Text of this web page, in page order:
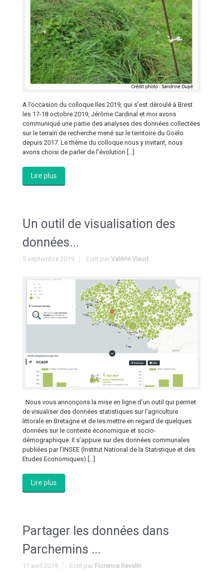
A l’occasion du colloque Iles 2019, qui s’est déroulé à Brest
les 17-18 octobre 2019, Jérôme Cardinal et moi avons
communiqué une partie des analyses des données collectées
sur le terrain de recherche mené sur le territoire du Goëlo
depuis 2017. Le thème du colloque nous y invitant, nous
avons choisi de parler de l’évolution […]
Lire plus
Un outil de visualisation des
données...
5 septembre 2019 Ecrit par Valérie Viaud
Nous vous annonçons la mise en ligne d’un outil qui permet
de visualiser des données statistiques sur l’agriculture
littorale en Bretagne et de les mettre en regard de quelques
données sur le contexte économique et socio-
démographique. Il s’appuie sur des données communales
publiées par l’INSEE (Institut National de la Statistique et des
Etudes Economiques) […]
Lire plus
Partager les données dans
Parchemins ...
11 avril 2019 Ecrit par Florence Revelin